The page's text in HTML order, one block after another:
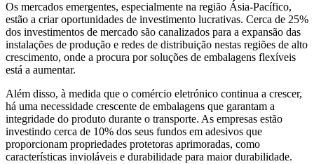
Os mercados emergentes, especialmente na região Ásia-Pacífico,
estão a criar oportunidades de investimento lucrativas. Cerca de 25%
dos investimentos de mercado são canalizados para a expansão das
instalações de produção e redes de distribuição nestas regiões de alto
crescimento, onde a procura por soluções de embalagens flexíveis
está a aumentar.
Além disso, à medida que o comércio eletrónico continua a crescer,
há uma necessidade crescente de embalagens que garantam a
integridade do produto durante o transporte. As empresas estão
investindo cerca de 10% dos seus fundos em adesivos que
proporcionam propriedades protetoras aprimoradas, como
características invioláveis ​​e durabilidade para maior durabilidade.